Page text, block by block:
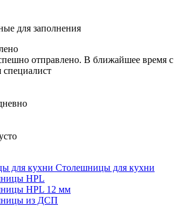
для заполнения
отправлено. В ближайшее время с
Столешницы для кухни
HPL
HPL 12 мм
из ДСП